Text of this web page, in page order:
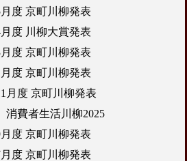
月度 京町川柳発表
月度 川柳大賞発表
月度 京町川柳発表
月度 京町川柳発表
月度 京町川柳発表
消費者生活川柳2025
月度 京町川柳発表
月度 京町川柳発表